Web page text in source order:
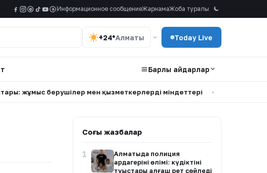
@ a Информационное сообщениеЖарнамаЖоба туралы
+24°Алматы Today Live
Барлық айдарлар
жұмыс берушілер мен қызметкерлердің міндеттері • Мөлдір
Соңғы жазбалар
1
Алматыда полиция
ардагерінің өлімі: күдіктінің
туыстары алғаш рет сөйледі